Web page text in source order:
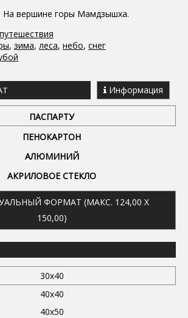
На вершине горы Мамдзышха.
, зима, леса, небо, снег
Информация
ПАСПАРТУ
ПЕНОКАРТОН
АЛЮМИНИЙ
АКРИЛОВОЕ СТЕКЛО
ФОРМАТ (МАКС. 124,00 X
150,00)
30x40
40x40
40x50